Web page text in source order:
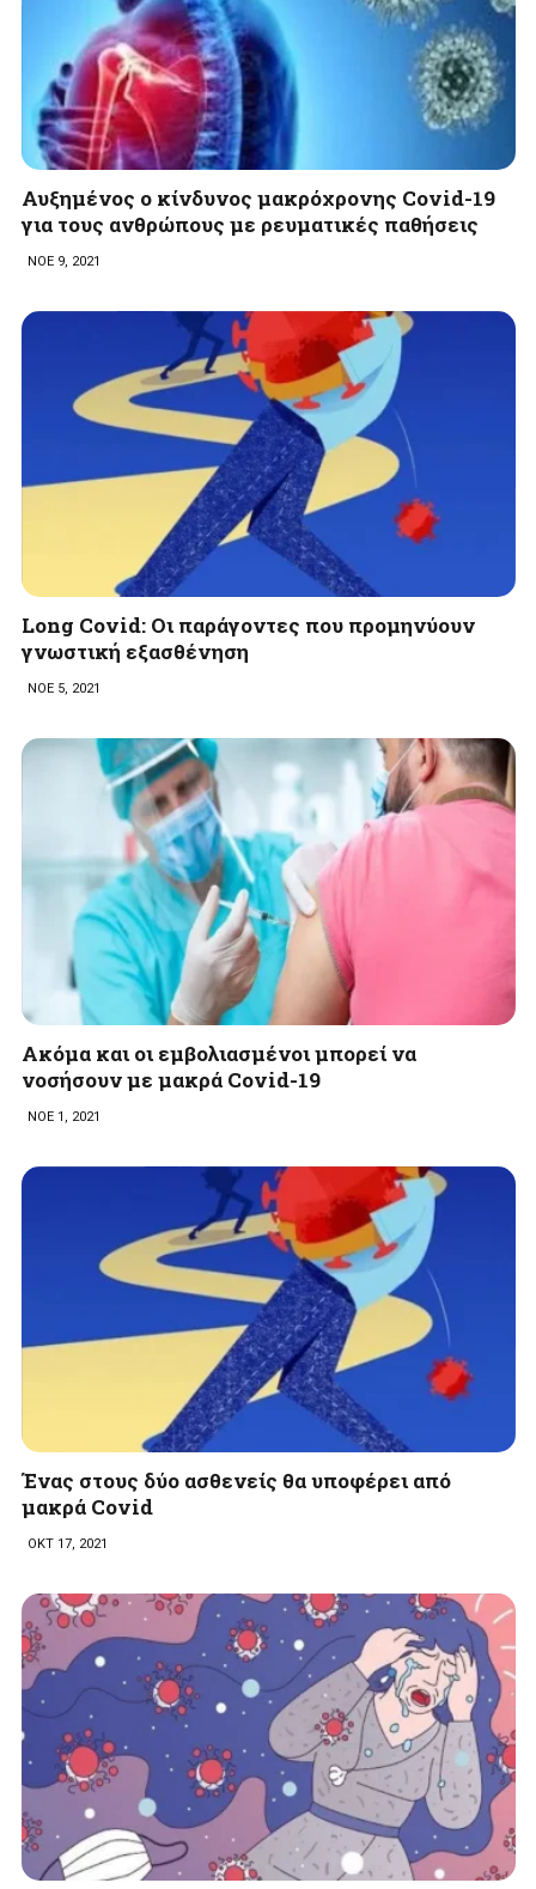
Αυξημένος ο κίνδυνος μακρόχρονης Covid-19
για τους ανθρώπους με ρευματικές παθήσεις
ΝΟΕ 9, 2021
Long Covid: Οι παράγοντες που προμηνύουν
γνωστική εξασθένηση
ΝΟΕ 5, 2021
Ακόμα και οι εμβολιασμένοι μπορεί να
νοσήσουν με μακρά Covid-19
ΝΟΕ 1, 2021
Ένας στους δύο ασθενείς θα υποφέρει από
μακρά Covid
ΟΚΤ 17, 2021